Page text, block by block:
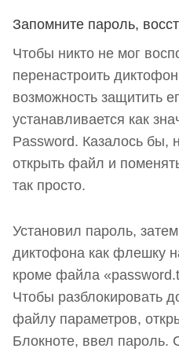
Запомните пароль,
Чтобы никто не мог
перенастроить
возможность защитить
устанавливается как
Password. Казалось бы,
открыть файл и
так просто.
Установил пароль,
диктофона как флешку
кроме файла
Чтобы разблокировать
файлу параметров,
Блокноте, ввел пароль.